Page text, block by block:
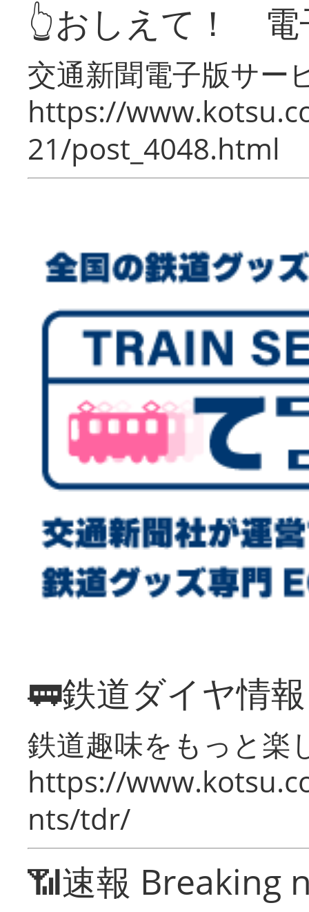
👆おしえて！ 電
交通新聞電子版サー
https://
21/post_4048.html
🚃鉄道ダイヤ情
鉄道趣味をもっと楽
https://
nts/tdr/
📶速報 Breaking